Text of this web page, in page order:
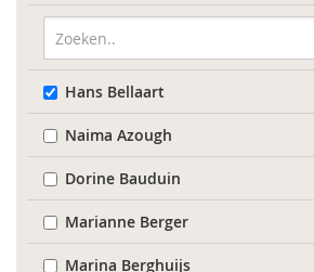
Hans Bellaart
Naima Azough
Dorine Bauduin
Marianne Berger
Marina Berghuijs